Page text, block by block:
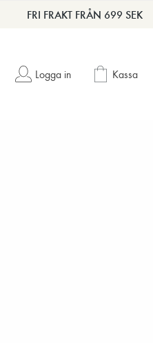
FRI FRAKT FRÅN 699 SEK
Logga in Kassa